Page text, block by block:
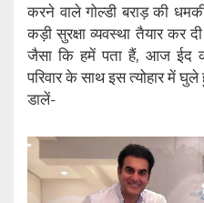
करने वाले गोल्डी बराड़ की
कड़ी सुरक्षा व्यवस्था तैयार कर
जैसा कि हमें पता हैं, आज ईद
परिवार के साथ इस त्योहार में
डालें-